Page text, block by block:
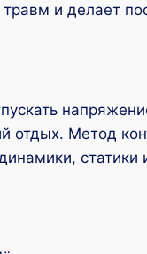
травм и делает
отдых. Метод
статики